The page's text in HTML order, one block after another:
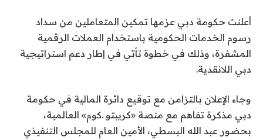
أعلنت حكومة دبي عزمها تمكين المتعاملين من سداد
رسوم الخدمات الحكومية باستخدام العملات الرقمية
المشفرة، وذلك في خطوة تأتي في إطار دعم استراتيجية
دبي اللانقدية.
وجاء الإعلان بالتزامن مع توقيع دائرة المالية في حكومة
دبي مذكرة تفاهم مع منصة «كريبتو .كوم» العالمية،
بحضور عبد الله البسطي، الأمين العام للمجلس التنفيذي